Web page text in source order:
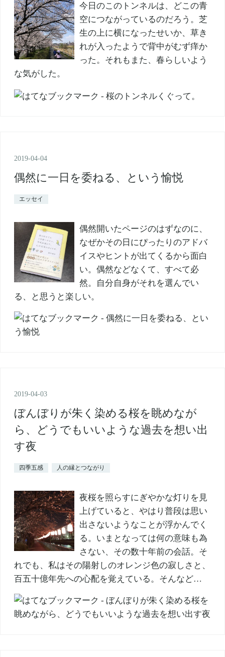
今日のこのトンネルは、どこの青
空につながっているのだろう。芝
生の上に横になったせいか、草き
れが入ったようで背中がむず痒か
った。それもまた、春らしいよう
な気がした。
2019-04-04
偶然に一日を委ねる、という愉悦
エッセイ
偶然開いたページのはずなのに、
なぜかその日にぴったりのアドバ
イスやヒントが出てくるから面白
い。偶然などなくて、すべて必
然。自分自身がそれを選んでい
る、と思うと楽しい。
2019-04-03
ぼんぼりが朱く染める桜を眺めなが
ら、どうでもいいような過去を想い出
す夜
四季五感 人の縁とつながり
夜桜を照らすにぎやかな灯りを見
上げていると、やはり普段は思い
出さないようなことが浮かんでく
る。いまとなっては何の意味も為
さない、その数十年前の会話。そ
れでも、私はその陽射しのオレンジ色の寂しさと、
百五十億年先への心配を覚えている。そんなど…